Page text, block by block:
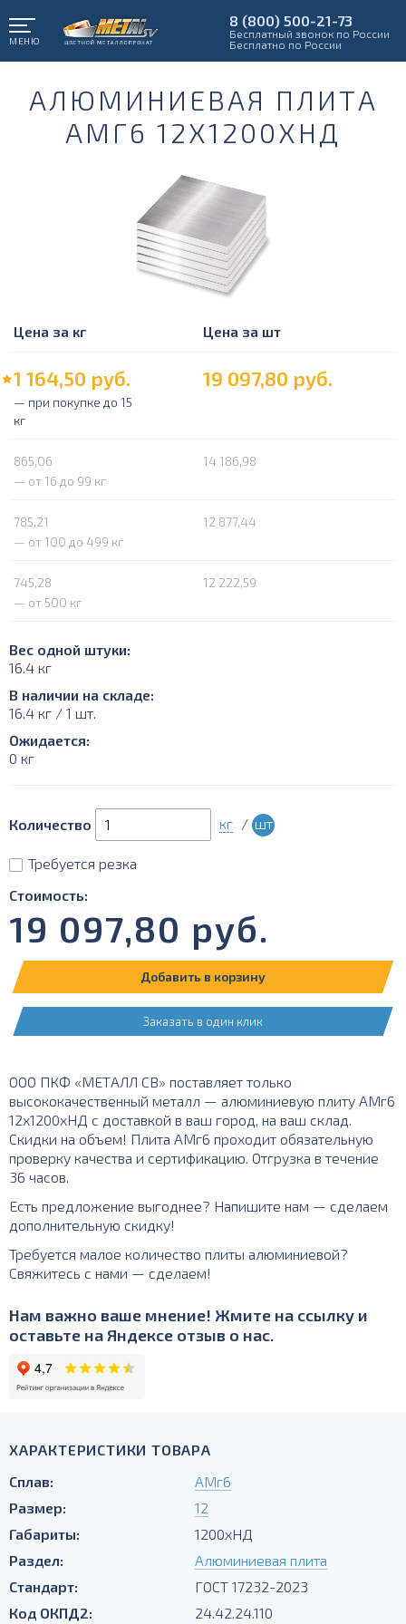
МЕНЮ
8 (800) 500-21-73
Бесплатный звонок по России
Бесплатно по России
АЛЮМИНИЕВАЯ ПЛИТА
АМГ6 12Х1200ХНД
Цена за кг Цена за шт
1 164,50 руб. 19 097,80 руб.
— при покупке до 15
кг
865,06
14 186,98
— от 16 до 99 кг
785,21
12 877,44
— от 100 до 499 кг
745,28
12 222,59
— от 500 кг
Вес одной штуки:
16.4 кг
В наличии на складе:
16.4 кг / 1 шт.
Ожидается:
0 кг
Количество кг / шт
Требуется резка
Стоимость:
19 097,80 руб.
Добавить в корзину
Заказать в один клик
ООО ПКФ «МЕТАЛЛ СВ» поставляет только
высококачественный металл — алюминиевую плиту АМг6
12х1200хНД с доставкой в ваш город, на ваш склад.
Скидки на объем! Плита АМг6 проходит обязательную
проверку качества и сертификацию. Отгрузка в течение
36 часов.
Есть предложение выгоднее? Напишите нам — сделаем
дополнительную скидку!
Требуется малое количество плиты алюминиевой?
Свяжитесь с нами — сделаем!
Нам важно ваше мнение! Жмите на ссылку и
оставьте на Яндексе отзыв о нас.
ХАРАКТЕРИСТИКИ ТОВАРА
Сплав:
АМг6
Размер:
12
Габариты:
1200хНД
Раздел:
Алюминиевая плита
Стандарт:
ГОСТ 17232-2023
Код ОКПД2:
24.42.24.110